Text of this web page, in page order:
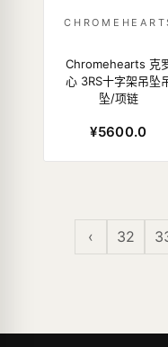
Chromehearts 克
心 3RS十字架吊坠
坠/项链
¥5600.0
‹ 32